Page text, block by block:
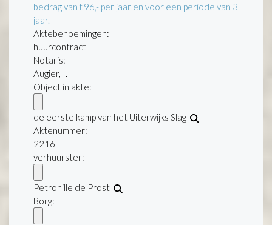
bedrag van f.96,- per jaar en voor een periode van 3
jaar.
Aktebenoemingen:
huurcontract
Notaris:
Augier, I.
Object in akte:
de eerste kamp van het Uiterwijks Slag
Aktenummer:
2216
verhuurster:
Petronille de Prost
Borg: